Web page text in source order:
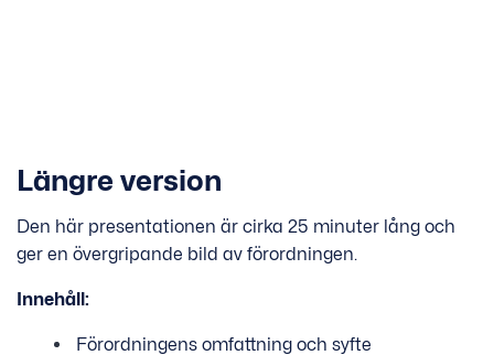
Längre version
Den här presentationen är cirka 25 minuter lång och
ger en övergripande bild av förordningen.
Innehåll:
Förordningens omfattning och syfte